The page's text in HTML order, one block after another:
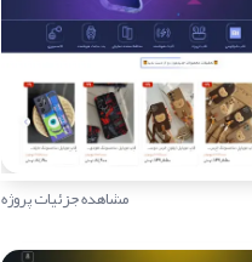
مشاهده جزئیات پروژه